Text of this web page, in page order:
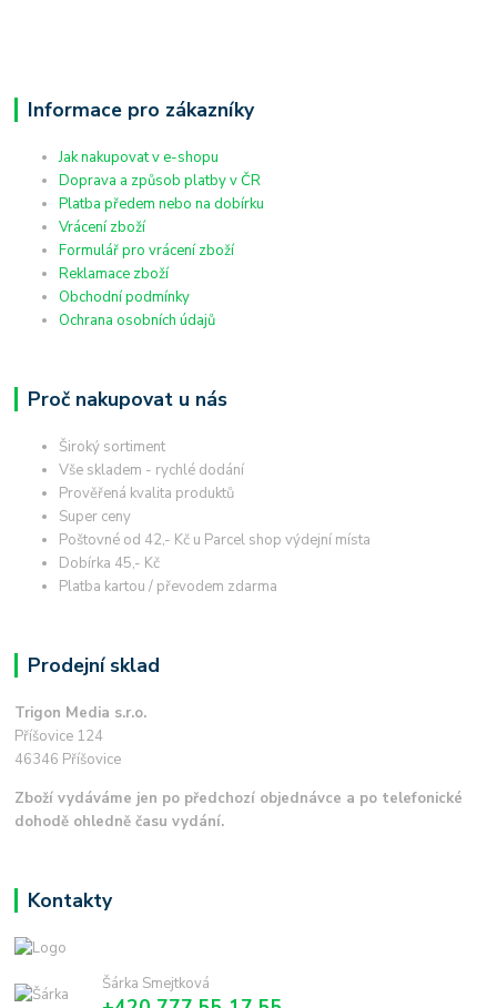
Informace pro zákazníky
Jak nakupovat v e-shopu
Doprava a způsob platby v ČR
Platba předem nebo na dobírku
Vrácení zboží
Formulář pro vrácení zboží
Reklamace zboží
Obchodní podmínky
Ochrana osobních údajů
Proč nakupovat u nás
Široký sortiment
Vše skladem - rychlé dodání
Prověřená kvalita produktů
Super ceny
Poštovné od 42,- Kč u Parcel shop výdejní místa
Dobírka 45,- Kč
Platba kartou / převodem zdarma
Prodejní sklad
Trigon Media s.r.o.
Příšovice 124
46346 Příšovice
Zboží vydáváme jen po předchozí objednávce a po telefonické
dohodě ohledně času vydání.
Kontakty
Šárka Smejtková